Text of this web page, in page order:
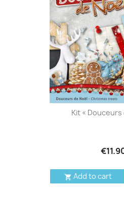
Kit « Douceurs
 Add to cart